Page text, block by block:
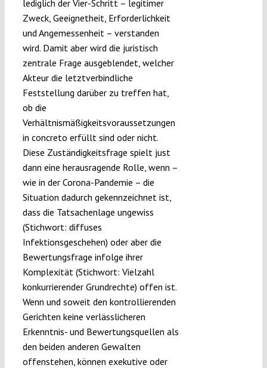
lediglich der Vier-Schritt – legitimer
Zweck, Geeignetheit, Erforderlichkeit
und Angemessenheit – verstanden
wird. Damit aber wird die juristisch
zentrale Frage ausgeblendet, welcher
Akteur die letztverbindliche
Feststellung darüber zu treffen hat,
ob die
Verhältnismäßigkeitsvoraussetzungen
in concreto erfüllt sind oder nicht.
Diese Zuständigkeitsfrage spielt just
dann eine herausragende Rolle, wenn –
wie in der Corona-Pandemie – die
Situation dadurch gekennzeichnet ist,
dass die Tatsachenlage ungewiss
(Stichwort: diffuses
Infektionsgeschehen) oder aber die
Bewertungsfrage infolge ihrer
Komplexität (Stichwort: Vielzahl
konkurrierender Grundrechte) offen ist.
Wenn und soweit den kontrollierenden
Gerichten keine verlässlicheren
Erkenntnis- und Bewertungsquellen als
den beiden anderen Gewalten
offenstehen, können exekutive oder